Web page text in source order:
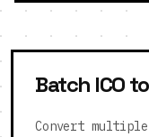
Batch ICO
Convert